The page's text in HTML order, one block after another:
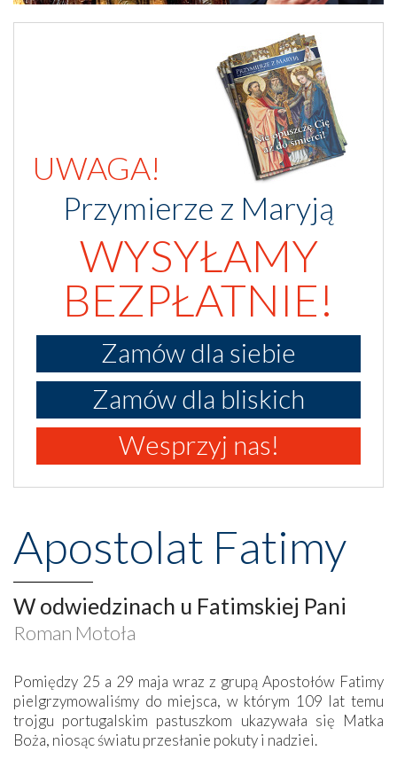
UWAGA!
Przymierze z Maryją
WYSYŁAMY
BEZPŁATNIE!
Zamów dla siebie
Zamów dla bliskich
Wesprzyj nas!
Apostolat Fatimy
W odwiedzinach u Fatimskiej Pani
Roman Motoła
Pomiędzy 25 a 29 maja wraz z grupą Apostołów Fatimy
pielgrzymowaliśmy do miejsca, w którym 109 lat temu
trojgu portugalskim pastuszkom ukazywała się Matka
Boża, niosąc światu przesłanie pokuty i nadziei.